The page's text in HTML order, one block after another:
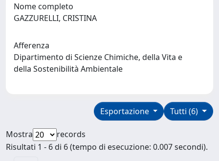
Nome completo
GAZZURELLI, CRISTINA
Afferenza
Dipartimento di Scienze Chimiche, della Vita e
della Sostenibilità Ambientale
Tutti (6)
Esportazione
Mostra
records
Risultati 1 - 6 di 6 (tempo di esecuzione: 0.007 secondi).